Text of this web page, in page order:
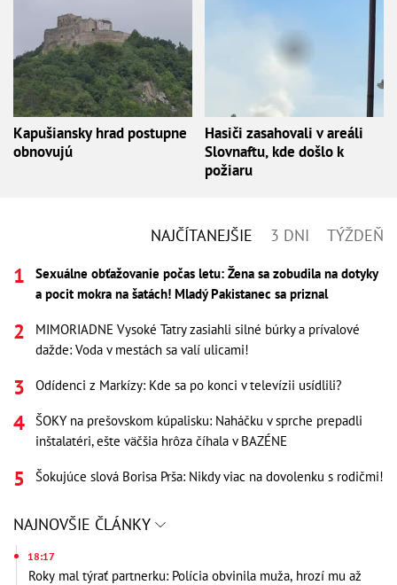
Kapušiansky hrad postupne
obnovujú
Hasiči zasahovali v areáli
Slovnaftu, kde došlo k
požiaru
NAJČÍTANEJŠIE 3 DNI TÝŽDEŇ
Sexuálne obťažovanie počas letu: Žena sa zobudila na dotyky
a pocit mokra na šatách! Mladý Pakistanec sa priznal
MIMORIADNE Vysoké Tatry zasiahli silné búrky a prívalové
dažde: Voda v mestách sa valí ulicami!
Odídenci z Markízy: Kde sa po konci v televízii usídlili?
ŠOKY na prešovskom kúpalisku: Naháčku v sprche prepadli
inštalatéri, ešte väčšia hrôza číhala v BAZÉNE
Šokujúce slová Borisa Prša: Nikdy viac na dovolenku s rodičmi!
NAJNOVŠIE ČLÁNKY
18:17
Roky mal týrať partnerku: Polícia obvinila muža, hrozí mu až